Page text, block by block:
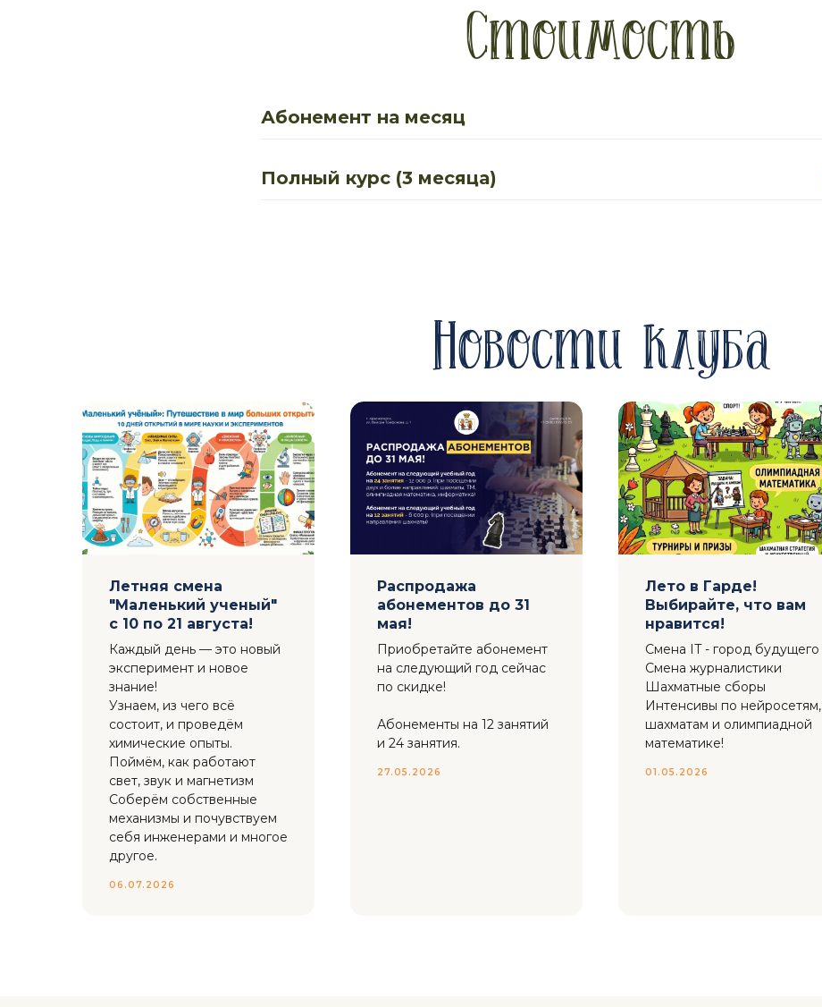
Стоимость
Абонемент на месяц
Полный курс (3 месяца)
Новости клуба
Летняя смена
"Маленький ученый"
с 10 по 21 августа!
Каждый день — это новый
эксперимент и новое
знание!
Узнаем, из чего всё
состоит, и проведём
химические опыты.
Поймём, как работают
свет, звук и магнетизм
Соберём собственные
механизмы и почувствуем
себя инженерами и многое
другое.
06.07.2026
Распродажа
абонементов до 31
мая!
Приобретайте абонемент
на следующий год сейчас
по скидке!
Абонементы на 12 занятий
и 24 занятия.
27.05.2026
Лето в Гарде!
Выбирайте, что вам
нравится!
Смена IT - город будущего
Смена журналистики
Шахматные сборы
Интенсивы по нейросетям,
шахматам и олимпиадной
математике!
01.05.2026